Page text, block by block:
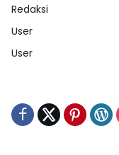
Redaksi
User
User